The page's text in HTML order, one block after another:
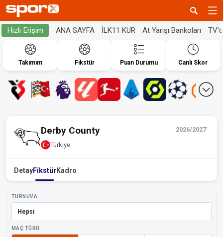
Hızlı Erişim ANA SAYFA İLK11 KUR At Yarışı Bankoları
Takımım Fikstür Puan Durumu Canlı Skor
2026/2027
Derby County
Türkiye
DetayFikstür Kadro
TURNUVA
MAÇ TÜRÜ